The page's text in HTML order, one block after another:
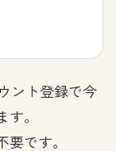
ント登録で今
。
です。